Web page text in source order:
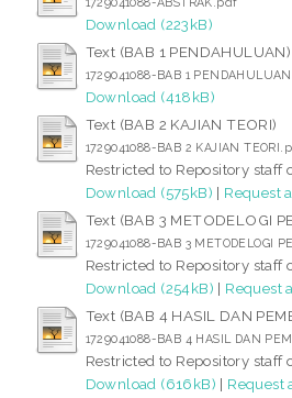
Download (223kB)
Text (BAB 1 PENDAHULUAN)
1729041088-BAB 1
Download (418kB)
Text (BAB 2 KAJIAN TEORI)
1729041088-BAB 2 KAJIAN
Restricted to Repository staff
Download (575kB) | Request
Text (BAB 3 METODELOGI
1729041088-BAB 3 METODELOGI
Restricted to Repository staff
Download (254kB) | Request
Text (BAB 4 HASIL DAN
1729041088-BAB 4 HASIL DAN
Restricted to Repository staff
Download (616kB) | Request